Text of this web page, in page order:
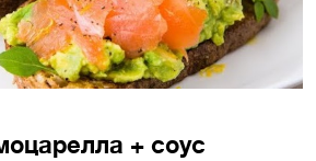
+ соус